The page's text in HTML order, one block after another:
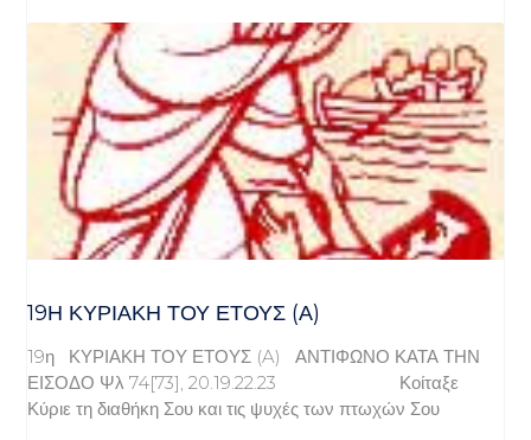
19Η ΚΥΡΙΑΚΉ ΤΟΥ ΈΤΟΥΣ (Α)
19η ΚΥΡΙΑΚΗ ΤΟΥ ΕΤΟΥΣ (A) ΑΝΤΙΦΩΝΟ ΚΑΤΑ ΤΗΝ
ΕΙΣΟΔΟ Ψλ 74[73], 20.19.22.23 Κοίταξε
Κύριε τη διαθήκη Σου και τις ψυχές των πτωχών Σου